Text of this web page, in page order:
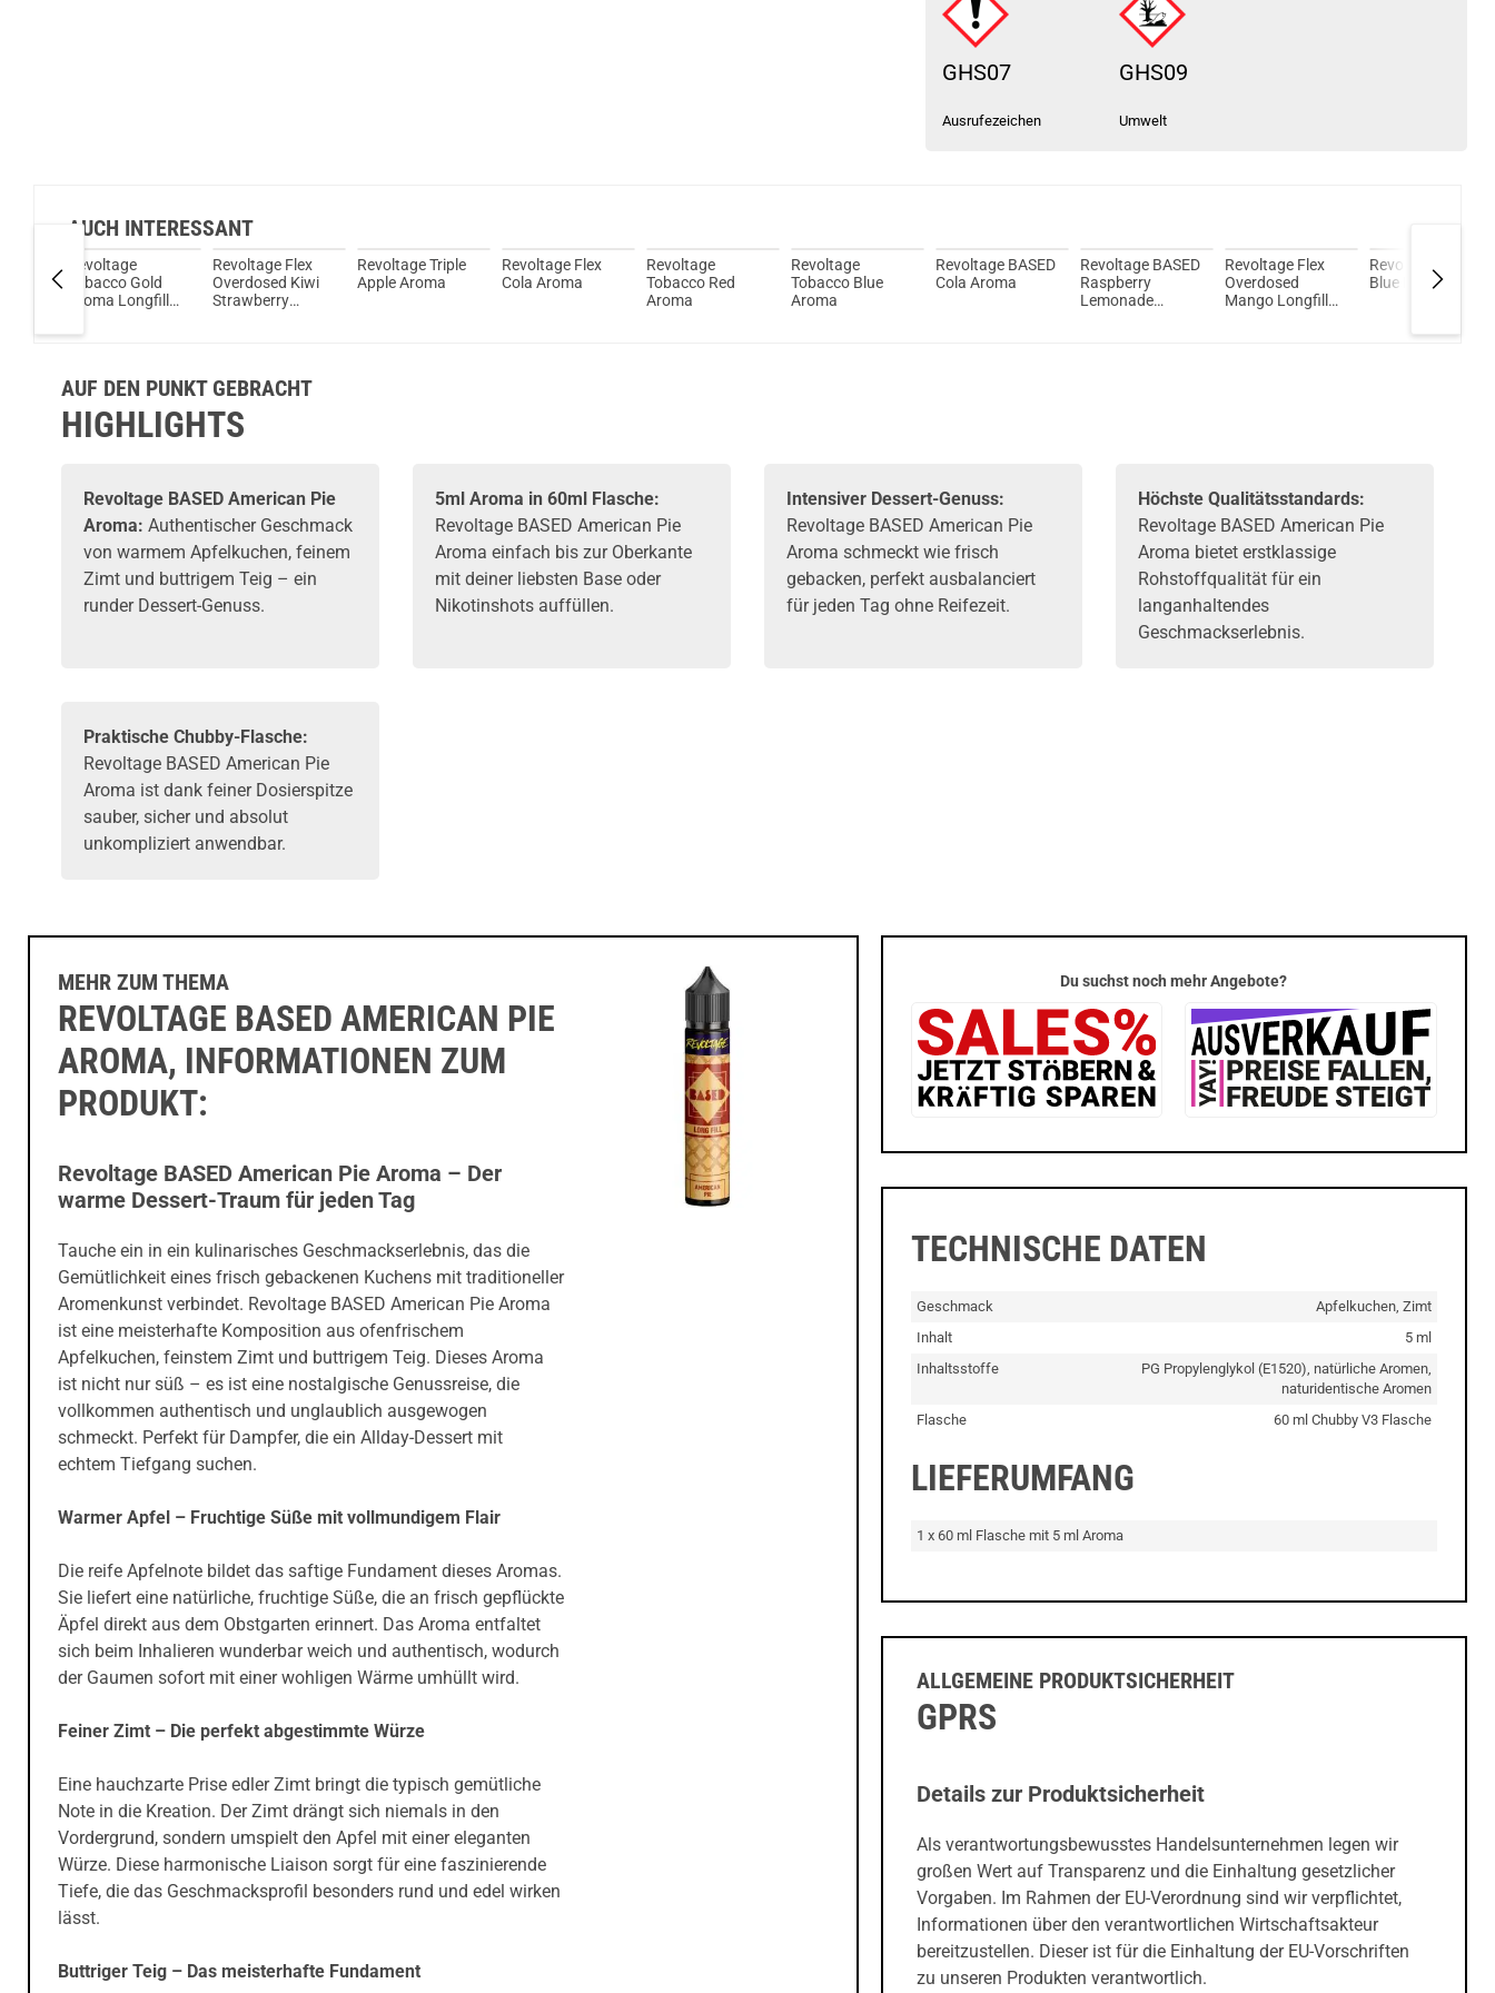
GHS07
Ausrufezeichen
GHS09
Umwelt
AUCH INTERESSANT
Revoltage
Tobacco Gold
Aroma Longfill
Revoltage Flex
Overdosed Kiwi
Strawberry
Revoltage Triple
Apple Aroma
Revoltage Flex
Cola Aroma
Revoltage
Tobacco Red
Aroma
Revoltage
Tobacco Blue
Aroma
Revoltage BASED
Cola Aroma
Revoltage BASED
Raspberry
Lemonade
Revoltage Flex
Overdosed
Mango Longfill
Revoltage Flex
Blue Razz Aroma
AUF DEN PUNKT GEBRACHT
HIGHLIGHTS
Revoltage BASED American Pie
Aroma: Authentischer Geschmack
von warmem Apfelkuchen, feinem
Zimt und buttrigem Teig – ein
runder Dessert-Genuss.
5ml Aroma in 60ml Flasche:
Revoltage BASED American Pie
Aroma einfach bis zur Oberkante
mit deiner liebsten Base oder
Nikotinshots auffüllen.
Intensiver Dessert-Genuss:
Revoltage BASED American Pie
Aroma schmeckt wie frisch
gebacken, perfekt ausbalanciert
für jeden Tag ohne Reifezeit.
Höchste Qualitätsstandards:
Revoltage BASED American Pie
Aroma bietet erstklassige
Rohstoffqualität für ein
langanhaltendes
Geschmackserlebnis.
Praktische Chubby-Flasche:
Revoltage BASED American Pie
Aroma ist dank feiner Dosierspitze
sauber, sicher und absolut
unkompliziert anwendbar.
MEHR ZUM THEMA
REVOLTAGE BASED AMERICAN PIE
AROMA, INFORMATIONEN ZUM
PRODUKT:
Revoltage BASED American Pie Aroma – Der
warme Dessert-Traum für jeden Tag
Tauche ein in ein kulinarisches Geschmackserlebnis, das die
Gemütlichkeit eines frisch gebackenen Kuchens mit traditioneller
Aromenkunst verbindet. Revoltage BASED American Pie Aroma
ist eine meisterhafte Komposition aus ofenfrischem
Apfelkuchen, feinstem Zimt und buttrigem Teig. Dieses Aroma
ist nicht nur süß – es ist eine nostalgische Genussreise, die
vollkommen authentisch und unglaublich ausgewogen
schmeckt. Perfekt für Dampfer, die ein Allday-Dessert mit
echtem Tiefgang suchen.
Warmer Apfel – Fruchtige Süße mit vollmundigem Flair
Die reife Apfelnote bildet das saftige Fundament dieses Aromas.
Sie liefert eine natürliche, fruchtige Süße, die an frisch gepflückte
Äpfel direkt aus dem Obstgarten erinnert. Das Aroma entfaltet
sich beim Inhalieren wunderbar weich und authentisch, wodurch
der Gaumen sofort mit einer wohligen Wärme umhüllt wird.
Feiner Zimt – Die perfekt abgestimmte Würze
Eine hauchzarte Prise edler Zimt bringt die typisch gemütliche
Note in die Kreation. Der Zimt drängt sich niemals in den
Vordergrund, sondern umspielt den Apfel mit einer eleganten
Würze. Diese harmonische Liaison sorgt für eine faszinierende
Tiefe, die das Geschmacksprofil besonders rund und edel wirken
lässt.
Buttriger Teig – Das meisterhafte Fundament
Du suchst noch mehr Angebote?
TECHNISCHE DATEN
Geschmack
Apfelkuchen, Zimt
Inhalt
5 ml
Inhaltsstoffe
PG Propylenglykol (E1520), natürliche Aromen,
naturidentische Aromen
Flasche
60 ml Chubby V3 Flasche
LIEFERUMFANG
1 x 60 ml Flasche mit 5 ml Aroma
ALLGEMEINE PRODUKTSICHERHEIT
GPRS
Details zur Produktsicherheit
Als verantwortungsbewusstes Handelsunternehmen legen wir
großen Wert auf Transparenz und die Einhaltung gesetzlicher
Vorgaben. Im Rahmen der EU-Verordnung sind wir verpflichtet,
Informationen über den verantwortlichen Wirtschaftsakteur
bereitzustellen. Dieser ist für die Einhaltung der EU-Vorschriften
zu unseren Produkten verantwortlich.